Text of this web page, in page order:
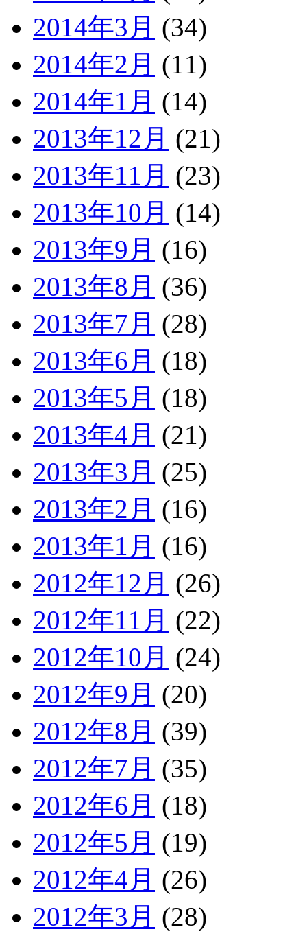
2014年3月 (34)
2014年2月 (11)
2014年1月 (14)
2013年12月 (21)
2013年11月 (23)
2013年10月 (14)
2013年9月 (16)
2013年8月 (36)
2013年7月 (28)
2013年6月 (18)
2013年5月 (18)
2013年4月 (21)
2013年3月 (25)
2013年2月 (16)
2013年1月 (16)
2012年12月 (26)
2012年11月 (22)
2012年10月 (24)
2012年9月 (20)
2012年8月 (39)
2012年7月 (35)
2012年6月 (18)
2012年5月 (19)
2012年4月 (26)
2012年3月 (28)